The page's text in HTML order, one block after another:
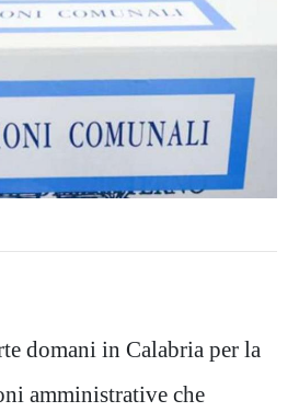
domani in Calabria per la
amministrative che